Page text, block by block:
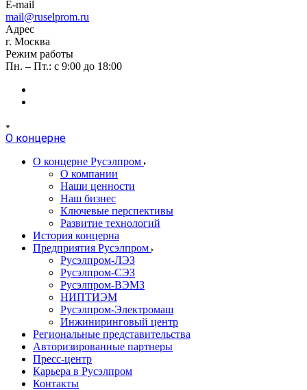
E-mail
mail@ruselprom.ru
Адрес
г. Москва
Режим работы
Пн. – Пт.: с 9:00 до 18:00
О концерне
О концерне Русэлпром
О компании
Наши ценности
Наш бизнес
Ключевые перспективы
Развитие технологий
История концерна
Предприятия Русэлпром
Русэлпром-ЛЭЗ
Русэлпром-СЭЗ
Русэлпром-ВЭМЗ
НИПТИЭМ
Русэлпром-Электромаш
Инжиниринговый центр
Региональные представительства
Авторизированные партнеры
Пресс-центр
Карьера в Русэлпром
Контакты